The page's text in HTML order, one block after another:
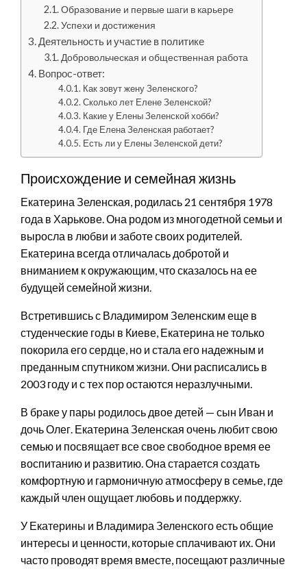
Образование и первые шаги в карьере
Успехи и достижения
Деятельность и участие в политике
Добровольческая и общественная работа
Вопрос-ответ:
Как зовут жену Зеленского?
Сколько лет Елене Зеленской?
Какие у Елены Зеленской хобби?
Где Елена Зеленская работает?
Есть ли у Елены Зеленской дети?
Происхождение и семейная жизнь
Екатерина Зеленская, родилась 21 сентября 1978
года в Харькове. Она родом из многодетной семьи и
выросла в любви и заботе своих родителей.
Екатерина всегда отличалась добротой и
вниманием к окружающим, что сказалось на ее
будущей семейной жизни.
Встретившись с Владимиром Зеленским еще в
студенческие годы в Киеве, Екатерина не только
покорила его сердце, но и стала его надежным и
преданным спутником жизни. Они расписались в
2003 году и с тех пор остаются неразлучными.
В браке у пары родилось двое детей — сын Иван и
дочь Олег. Екатерина Зеленская очень любит свою
семью и посвящает все свое свободное время ее
воспитанию и развитию. Она старается создать
комфортную и гармоничную атмосферу в семье, где
каждый член ощущает любовь и поддержку.
У Екатерины и Владимира Зеленского есть общие
интересы и ценности, которые сплачивают их. Они
часто проводят время вместе, посещают различные